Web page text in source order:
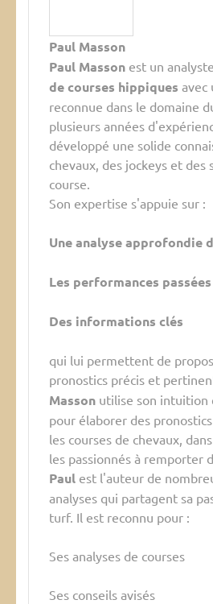
Paul Masson
Paul Masson est un
de courses hippiques avec
reconnue dans le domaine
plusieurs années
développé une solide
chevaux, des jockeys et des
course.
Son expertise s'appuie sur :
Une analyse approfondie
Les performances passées
Des informations clés
qui lui permettent de
pronostics précis et
Masson utilise son intuition
pour élaborer des
les courses de chevaux,
les passionnés à remporter
Paul est l'auteur de
analyses qui partagent sa
turf. Il est reconnu pour :
Ses analyses de courses
Ses conseils avisés